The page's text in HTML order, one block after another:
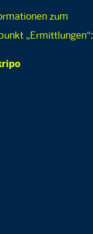
zum
„Ermittlungen“: